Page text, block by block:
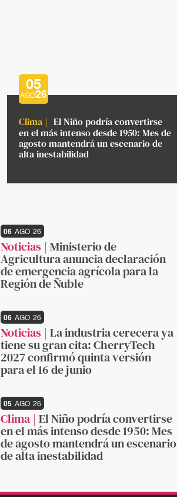
05
AGO26
Clima
El Niño podría convertirse
en el más intenso desde 1950: Mes de
agosto mantendrá un escenario de
alta inestabilidad
06 AGO 26
Noticias Ministerio de
Agricultura anuncia declaración
de emergencia agrícola para la
Región de Ñuble
06 AGO 26
Noticias La industria cerecera ya
tiene su gran cita: CherryTech
2027 confirmó quinta versión
para el 16 de junio
05 AGO 26
Clima El Niño podría convertirse
en el más intenso desde 1950: Mes
de agosto mantendrá un escenario
de alta inestabilidad